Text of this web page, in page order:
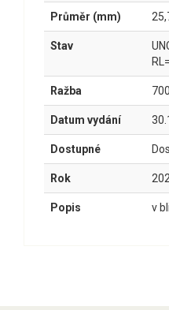
Průměr (mm)
Stav
Ražba
Datum vydání
Dostupné
Rok
Popis v